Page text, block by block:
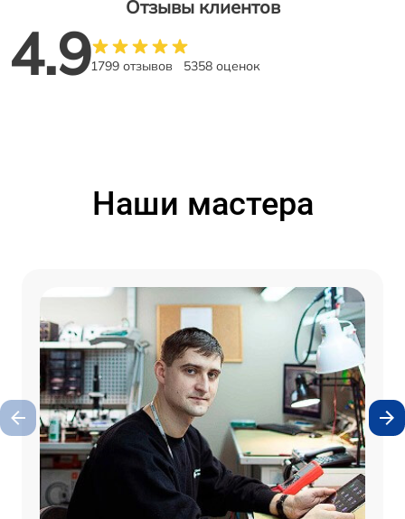
Отзывы клиентов
4.91799 отзывов 5358 оценок
Наши мастера